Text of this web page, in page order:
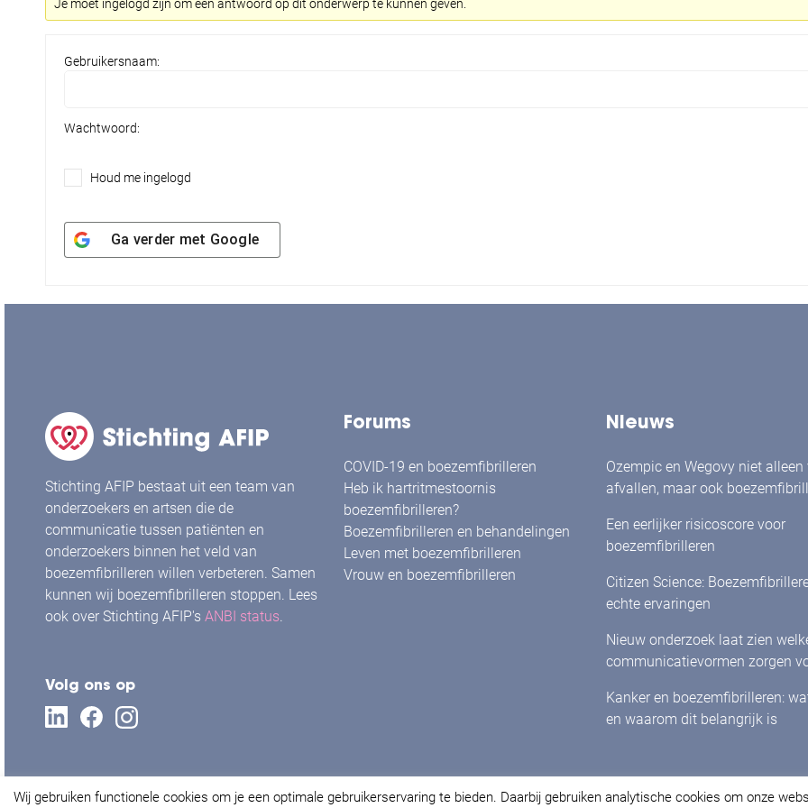
Je moet ingelogd zijn om een antwoord op dit onderwerp te kunnen geven.
Gebruikersnaam:
Wachtwoord:
Houd me ingelogd
Ga verder met Google
Stichting AFIP bestaat uit een team van
onderzoekers en artsen die de
communicatie tussen patiënten en
onderzoekers binnen het veld van
boezemfibrilleren willen verbeteren. Samen
kunnen wij boezemfibrilleren stoppen. Lees
ook over Stichting AFIP's ANBI status.
Volg ons op
Forums
COVID-19 en boezemfibrilleren
Heb ik hartritmestoornis
boezemfibrilleren?
Boezemfibrilleren en behandelingen
Leven met boezemfibrilleren
Vrouw en boezemfibrilleren
Nieuws
Ozempic en Wegovy niet alleen
afvallen, maar ook
Een eerlijker risicoscore voor
boezemfibrilleren
Citizen Science:
echte ervaringen
Nieuw onderzoek laat zien
communicatievormen zorgen
met boezemfibrilleren
Kanker en boezemfibrilleren:
en waarom dit belangrijk is
Wij gebruiken functionele cookies om je een optimale gebruikerservaring te bieden. Daarbij gebruiken analytische cookies om onze